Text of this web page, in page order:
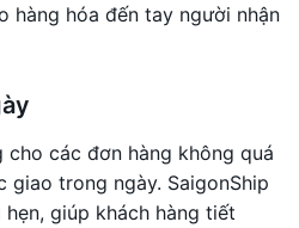
hàng hóa đến tay người nhận
các đơn hàng không quá
giao trong ngày. SaigonShip
giúp khách hàng tiết